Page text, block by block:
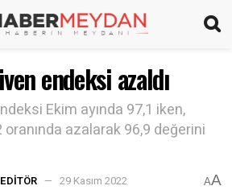
endeksi azaldı
Ekim ayında 97,1 iken,
oranında azalarak 96,9 değerini
29 Kasım 2022 AA